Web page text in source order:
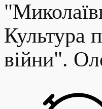
Культура
війни".